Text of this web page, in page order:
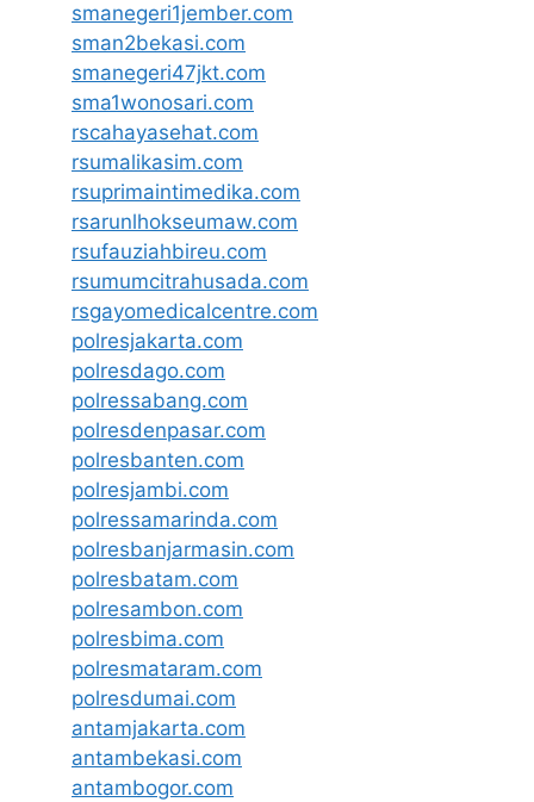
smanegeri1jember.com
sman2bekasi.com
smanegeri47jkt.com
sma1wonosari.com
rscahayasehat.com
rsumalikasim.com
rsuprimaintimedika.com
rsarunlhokseumaw.com
rsufauziahbireu.com
rsumumcitrahusada.com
rsgayomedicalcentre.com
polresjakarta.com
polresdago.com
polressabang.com
polresdenpasar.com
polresbanten.com
polresjambi.com
polressamarinda.com
polresbanjarmasin.com
polresbatam.com
polresambon.com
polresbima.com
polresmataram.com
polresdumai.com
antamjakarta.com
antambekasi.com
antambogor.com